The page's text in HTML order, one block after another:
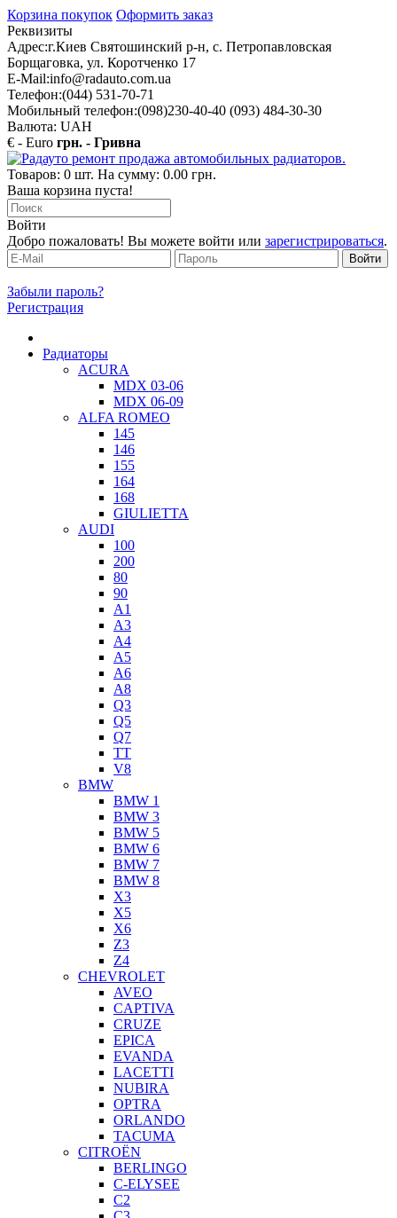
Корзина покупок Оформить заказ
Реквизиты
Адрес:г.Киев Святошинский р-н, с. Петропавловская
Борщаговка, ул. Коротченко 17
E-Mail:info@radauto.com.ua
Телефон:(044) 531-70-71
Мобильный телефон:(098)230-40-40 (093) 484-30-30
Валюта: UAH
€ - Euro грн. - Гривна
Товаров: 0 шт. На сумму: 0.00 грн.
Ваша корзина пуста!
Войти
Добро пожаловать! Вы можете войти или зарегистрироваться.
Забыли пароль?
Регистрация
Радиаторы
ACURA
MDX 03-06
MDX 06-09
ALFA ROMEO
145
146
155
164
168
GIULIETTA
AUDI
100
200
80
90
A1
A3
A4
A5
A6
A8
Q3
Q5
Q7
TT
V8
BMW
BMW 1
BMW 3
BMW 5
BMW 6
BMW 7
BMW 8
X3
X5
X6
Z3
Z4
CHEVROLET
AVEO
CAPTIVA
CRUZE
EPICA
EVANDA
LACETTI
NUBIRA
OPTRA
ORLANDO
TACUMA
CITROËN
BERLINGO
C-ELYSEE
C2